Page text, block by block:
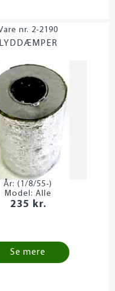
2-2190
LYDDÆMPER
År:(1/8/55-)
Model: Alle
235 kr.
Se mere